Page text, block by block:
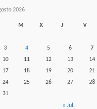
2026
M X J V
3
4 5 6 7
10
11 12 13 14
17
18 19 20 21
24
25 26 27 28
31
« Jul